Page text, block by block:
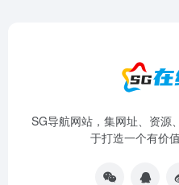
SG导航网站，集网址、资源
于打造一个有价